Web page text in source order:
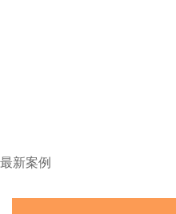
最新案例